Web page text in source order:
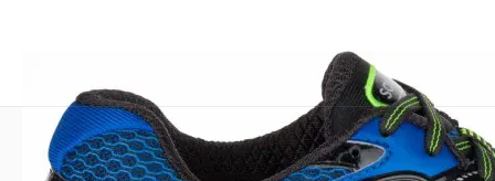
לקוחות – משרד יחסי ציבור רונן הלל
חדר חדשות
המלצות